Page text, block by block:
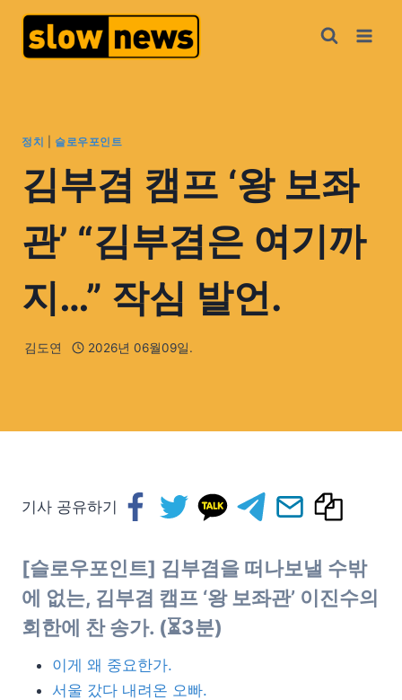
정치 슬로우포인트
김부겸 캠프 ‘왕 보좌
관’ “김부겸은 여기까
지…” 작심 발언.
김도연 2026년 06월09일.
기사 공유하기
[슬로우포인트] 김부겸을 떠나보낼 수밖
에 없는, 김부겸 캠프 ‘왕 보좌관’ 이진수의
회한에 찬 송가. (⏳3분)
이게 왜 중요한가.
서울 갔다 내려온 오빠.